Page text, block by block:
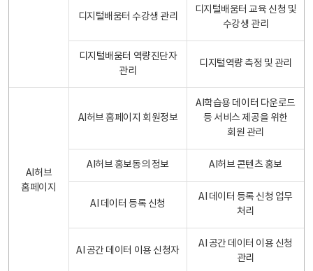
디지털배움터 수강생 관리
디지털배움터 교육 신청 및
수강생 관리
디지털배움터 역량진단자
관리
디지털역량 측정 및 관리
AI허브
홈페이지
AI허브 홈페이지 회원정보
AI학습용 데이터 다운로드
등 서비스 제공을 위한
회원 관리
AI허브 홍보동의 정보 AI허브 콘텐츠 홍보
AI 데이터 등록 신청
AI 데이터 등록 신청 업무
처리
AI 공간 데이터 이용 신청자
AI 공간 데이터 이용 신청
관리